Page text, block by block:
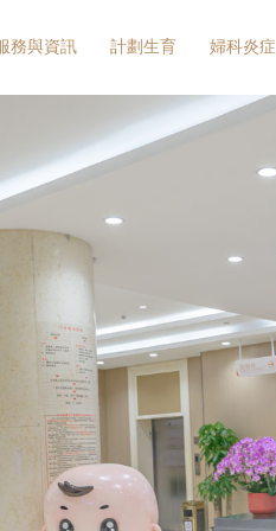
務與資訊 計劃生育 婦科炎症